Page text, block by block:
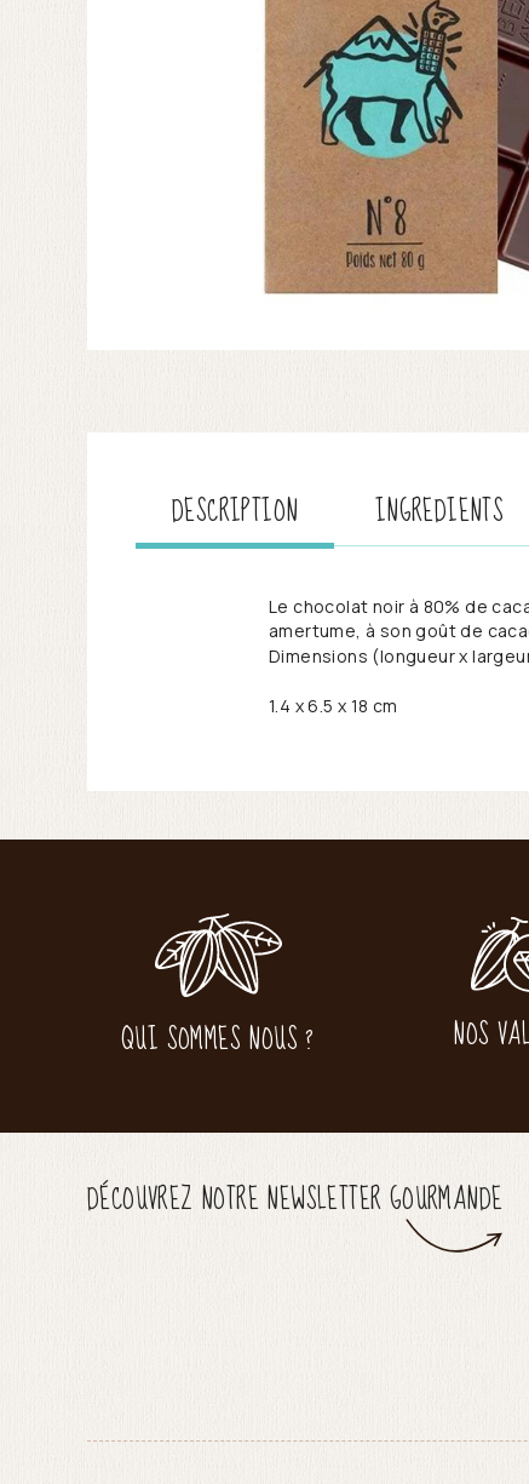
DESCRIPTION INGREDIENTS
Le chocolat noir à 80% de
amertume, à son goût de
Dimensions (longueur x
1.4 x 6.5 x 18 cm
QUI SOMMES NOUS ? NOS
DÉCOUVREZ NOTRE NEWSLETTER GOURMANDE